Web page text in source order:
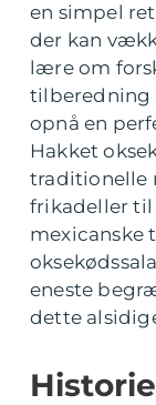
en simpel
der kan
lære om
tilberedning
opnå en
Hakket
traditionelle
frikadeller til
mexicanske
eneste
dette